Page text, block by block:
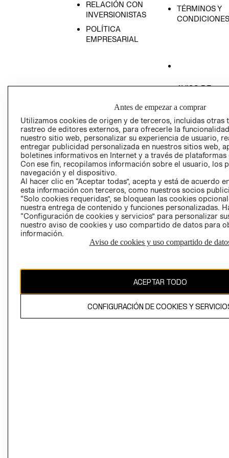
RELACIÓN CON
INVERSIONISTAS
POLÍTICA
EMPRESARIAL
TÉRMINOS Y
CONDICIONES
AVISO DE
GIFT CARD
AVISO DE
Perú (S/)
CAMBIAR REGIÓN
propiedad de H&M Hennes & Mauritz AB
Antes de empezar a comprar
Utilizamos cookies de origen y de terceros, incluidas otras
rastreo de editores externos, para ofrecerle la
nuestro sitio web, personalizar su experiencia de usuario,
entregar publicidad personalizada en nuestros sitios web,
boletines informativos en Internet y a través de plataformas
Con ese fin, recopilamos información sobre el usuario, los
navegación y el dispositivo.
Al hacer clic en “Aceptar todas”, acepta y está de acuerdo
esta información con terceros, como nuestros socios
“Solo cookies requeridas”, se bloquean las cookies
nuestra entrega de contenido y funciones personalizadas.
“Configuración de cookies y servicios” para personalizar
nuestro aviso de cookies y uso compartido de datos para
información.
Aviso de cookies y uso compartido de
ACEPTAR TODO
CONFIGURACIÓN DE COOKIES Y